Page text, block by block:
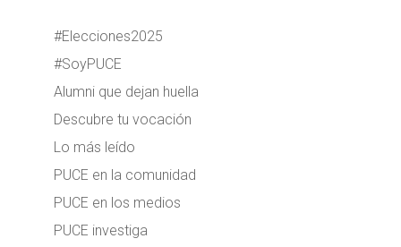
#Elecciones2025
#SoyPUCE
Alumni que dejan huella
Descubre tu vocación
Lo más leído
PUCE en la comunidad
PUCE en los medios
PUCE investiga